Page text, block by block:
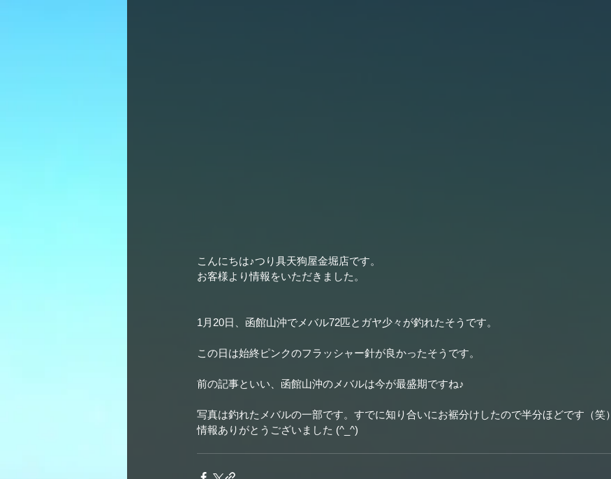
こんにちは♪つり具天狗屋金堀店です。
お客様より情報をいただきました。
1月20日、函館山沖でメバル72匹とガヤ少々が釣れたそうです。
この日は始終ピンクのフラッシャー針が良かったそうです。
前の記事といい、函館山沖のメバルは今が最盛期ですね♪
写真は釣れたメバルの一部です。すでに知り合いにお裾分けしたので半分ほどです（笑）
情報ありがとうございました (^_^)